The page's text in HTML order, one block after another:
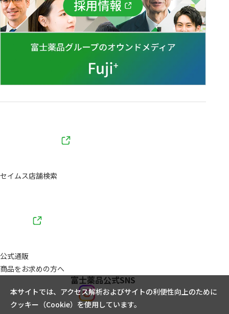
セイムス店舗検索
公式通販
商品をお求めの方へ
富士薬品公式SNS
本サイトでは、アクセス解析およびサイトの利便性向上のために
クッキー（Cookie）を使用しています。